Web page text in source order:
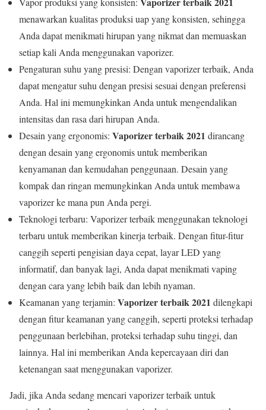
menawarkan kualitas produksi uap yang konsisten, sehingga
Anda dapat menikmati hirupan yang nikmat dan memuaskan
setiap kali Anda menggunakan vaporizer.
Pengaturan suhu yang presisi: Dengan vaporizer terbaik, Anda
dapat mengatur suhu dengan presisi sesuai dengan preferensi
Anda. Hal ini memungkinkan Anda untuk mengendalikan
intensitas dan rasa dari hirupan Anda.
Desain yang ergonomis: Vaporizer terbaik 2021 dirancang
dengan desain yang ergonomis untuk memberikan
kenyamanan dan kemudahan penggunaan. Desain yang
kompak dan ringan memungkinkan Anda untuk membawa
vaporizer ke mana pun Anda pergi.
Teknologi terbaru: Vaporizer terbaik menggunakan teknologi
terbaru untuk memberikan kinerja terbaik. Dengan fitur-fitur
canggih seperti pengisian daya cepat, layar LED yang
informatif, dan banyak lagi, Anda dapat menikmati vaping
dengan cara yang lebih baik dan lebih nyaman.
Keamanan yang terjamin: Vaporizer terbaik 2021 dilengkapi
dengan fitur keamanan yang canggih, seperti proteksi terhadap
penggunaan berlebihan, proteksi terhadap suhu tinggi, dan
lainnya. Hal ini memberikan Anda kepercayaan diri dan
ketenangan saat menggunakan vaporizer.
Jadi, jika Anda sedang mencari vaporizer terbaik untuk